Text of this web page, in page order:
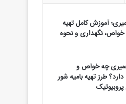
آموزش کامل تهیه
خواص، نگهداری و نحوه
چه خواص و
طرز تهیه بامیه شور